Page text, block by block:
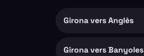
Girona vers Anglès
Girona vers Banyoles